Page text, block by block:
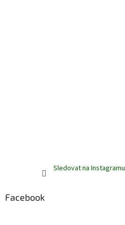
Sledovat na Instagramu
Facebook